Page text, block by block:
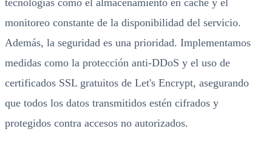
tecnologías como el almacenamiento en caché y el
monitoreo constante de la disponibilidad del servicio.
Además, la seguridad es una prioridad. Implementamos
medidas como la protección anti-DDoS y el uso de
certificados SSL gratuitos de Let's Encrypt, asegurando
que todos los datos transmitidos estén cifrados y
protegidos contra accesos no autorizados.